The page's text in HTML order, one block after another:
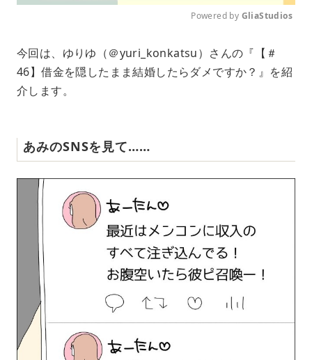
u
t
Powered by GliaStudios
今回は、ゆりゆ（＠yuri_konkatsu）さんの『【＃
46】借金を隠したまま結婚したらダメですか？』を紹
介します。
あみのSNSを見て……